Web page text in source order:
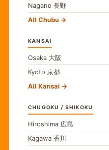
Nagano 長野
All Chubu
KANSAI
Osaka 大阪
Kyoto 京都
All Kansai
CHUGOKU / SHIKOKU
Hiroshima 広島
Kagawa 香川